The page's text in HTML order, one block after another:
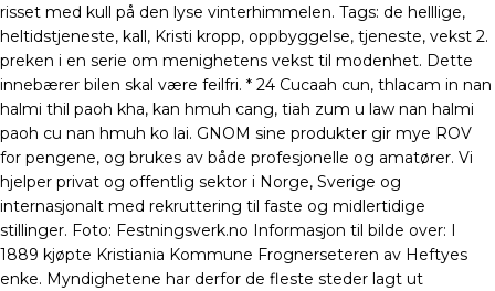
risset med kull på den lyse vinterhimmelen. Tags: de helllige,
heltidstjeneste, kall, Kristi kropp, oppbyggelse, tjeneste, vekst 2.
preken i en serie om menighetens vekst til modenhet. Dette
innebærer bilen skal være feilfri. * 24 Cucaah cun, thlacam in nan
halmi thil paoh kha, kan hmuh cang, tiah zum u law nan halmi
paoh cu nan hmuh ko lai. GNOM sine produkter gir mye ROV
for pengene, og brukes av både profesjonelle og amatører. Vi
hjelper privat og offentlig sektor i Norge, Sverige og
internasjonalt med rekruttering til faste og midlertidige
stillinger. Foto: Festningsverk.no Informasjon til bilde over: I
1889 kjøpte Kristiania Kommune Frognerseteren av Heftyes
enke. Myndighetene har derfor de fleste steder lagt ut